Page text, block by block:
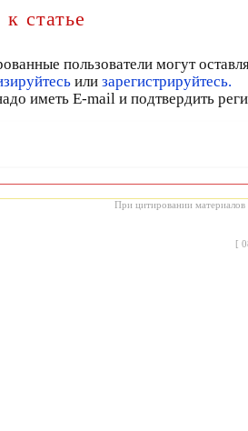
статье
пользователи могут
или зарегистрируйтесь.
иметь E-mail и подтвердить
При цитировании материалов
[